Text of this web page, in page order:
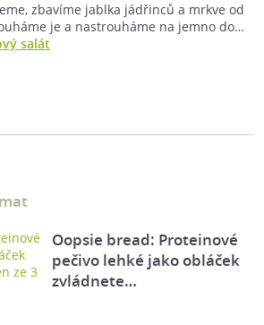
zbavíme jablka jádřinců a mrkve od
je a nastrouháme na jemno do…
salát
Oopsie bread: Proteinové
pečivo lehké jako obláček
zvládnete…